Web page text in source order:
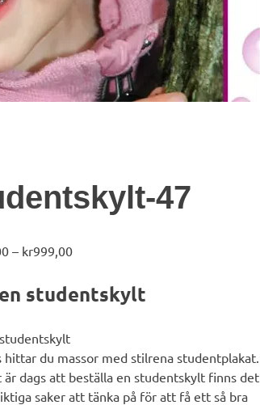
47
– kr999,00Prisintervall:
till
kr999,00
studentskylt
hittar du massor med stilrena studentplakat.
är dags att beställa en studentskylt finns det
saker att tänka på för att få ett så bra